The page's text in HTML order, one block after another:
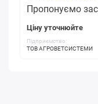
Пропонуємо
Ціну уточнюйте
Підприємство:
ТОВ АГРОВЕТСИСТЕМИ